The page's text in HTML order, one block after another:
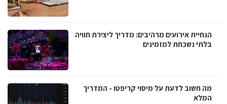
הנחיית אירועים מרהיבים: מדריך ליצירת חוויה
בלתי נשכחת למזמינים
מה חשוב לדעת על מיסוי קריפטו - המדריך
המלא